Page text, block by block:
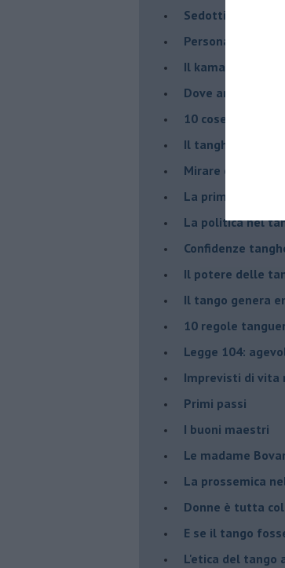
Sedotti e
Personalità
Il kamasutango
Dove andiamo
10 cose da non
Il tanghero odioso
Mirare con la PNL
La prima volta
La politica nel
Confidenze
Il potere delle
Il tango genera
10 regole
Legge 104:
Imprevisti di vita
Primi passi
I buoni maestri
Le madame
La prossemica
Donne è tutta
E se il tango
L'etica del tango